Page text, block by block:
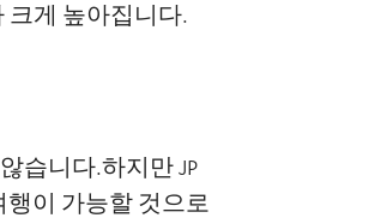
크게 높아집니다.
습니다.하지만 JP
행이 가능할 것으로